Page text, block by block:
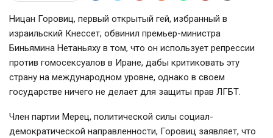
Ницан Горовиц, первый открытый гей, избранный в
израильский Кнессет, обвинил премьер-министра
Биньямина Нетаньяху в том, что он использует репрессии
против гомосексуалов в Иране, дабы критиковать эту
страну на международном уровне, однако в своем
государстве ничего не делает для защиты прав ЛГБТ.
Член партии Мерец, политической силы социал-
демократической направленности, Горовиц заявляет, что